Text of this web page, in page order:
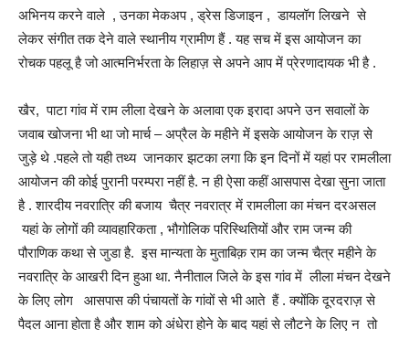
अभिनय करने वाले , उनका मेकअप , ड्रेस डिजाइन , डायलॉग लिखने से
लेकर संगीत तक देने वाले स्थानीय ग्रामीण हैं . यह सच में इस आयोजन का
रोचक पहलू है जो आत्मनिर्भरता के लिहाज़ से अपने आप में प्रेरणादायक भी है .
खैर, पाटा गांव में राम लीला देखने के अलावा एक इरादा अपने उन सवालों के
जवाब खोजना भी था जो मार्च – अप्रैल के महीने में इसके आयोजन के राज़ से
जुड़े थे .पहले तो यही तथ्य जानकार झटका लगा कि इन दिनों में यहां पर रामलीला
आयोजन की कोई पुरानी परम्परा नहीं है. न ही ऐसा कहीं आसपास देखा सुना जाता
है . शारदीय नवरात्रि की बजाय चैत्र नवरात्र में रामलीला का मंचन दरअसल
यहां के लोगों की व्यावहारिकता , भौगोलिक परिस्थितियों और राम जन्म की
पौराणिक कथा से जुडा है. इस मान्यता के मुताबिक़ राम का जन्म चैत्र महीने के
नवरात्रि के आखरी दिन हुआ था. नैनीताल जिले के इस गांव में लीला मंचन देखने
के लिए लोग आसपास की पंचायतों के गांवों से भी आते हैं . क्योंकि दूरदराज़ से
पैदल आना होता है और शाम को अंधेरा होने के बाद यहां से लौटने के लिए न तो